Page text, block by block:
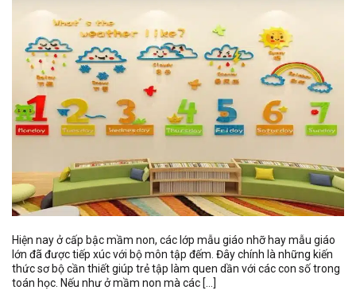
Hiện nay ở cấp bậc mầm non, các lớp mẫu giáo nhỡ hay mẫu giáo
lớn đã được tiếp xúc với bộ môn tập đếm. Đây chính là những kiến
thức sơ bộ cần thiết giúp trẻ tập làm quen dần với các con số trong
toán học. Nếu như ở mầm non mà các […]